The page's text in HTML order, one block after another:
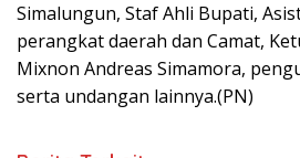
Simalungun, Staf Ahli Bupati,
perangkat daerah dan Camat,
Mixnon Andreas Simamora,
serta undangan lainnya.(PN)